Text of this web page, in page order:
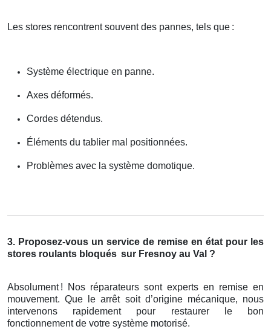
Les stores rencontrent souvent des pannes, tels que :
Système électrique en panne.
Axes déformés.
Cordes détendus.
Éléments du tablier mal positionnées.
Problèmes avec la système domotique.
3. Proposez-vous un service de remise en état pour les
stores roulants bloqués sur Fresnoy au Val ?
Absolument ! Nos réparateurs sont experts en remise en
mouvement. Que le arrêt soit d’origine mécanique, nous
intervenons rapidement pour restaurer le bon
fonctionnement de votre système motorisé.